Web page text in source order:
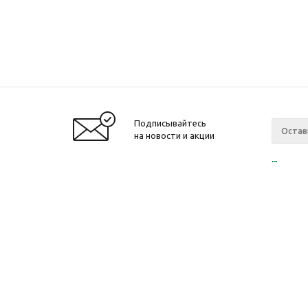
Подписывайтесь
на новости и акции